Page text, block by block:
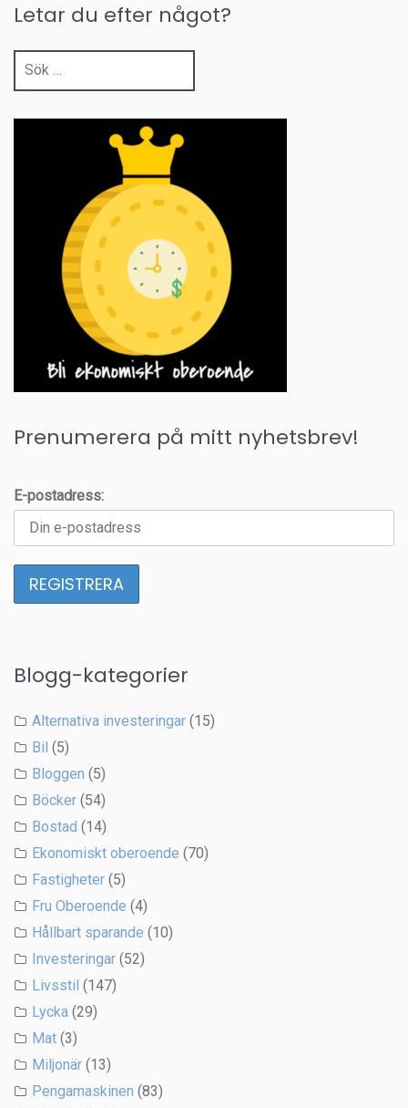
Letar du efter något?
Sök
Prenumerera på mitt nyhetsbrev!
E-postadress:
Blogg-kategorier
Alternativa investeringar (15)
Bil (5)
Bloggen (5)
Böcker (54)
Bostad (14)
Ekonomiskt oberoende (70)
Fastigheter (5)
Fru Oberoende (4)
Hållbart sparande (10)
Investeringar (52)
Livsstil (147)
Lycka (29)
Mat (3)
Miljonär (13)
Pengamaskinen (83)